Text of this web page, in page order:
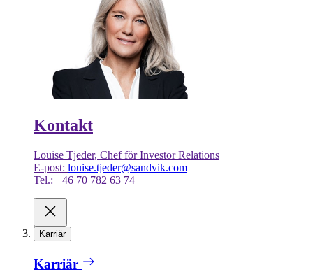
Kontakt
Louise Tjeder, Chef för Investor Relations
E-post: louise.tjeder@sandvik.com
Tel.: +46 70 782 63 74
Karriär
Karriär